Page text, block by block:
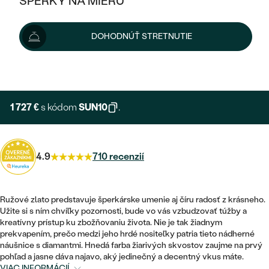
KOMBINOVANÉ ZLATO
PODĽA ŠTÝLU
BEZ KAMEŇA
VYKROJENÉ
NETRADIČNÉ
TEPANÉ
POSTRANNÉ DRAHOKAMY
HALO
VINTAGE
OBRÚČOK
NETRADIČNÉ
ZOSTAVTE SI PRSTEŇ
ZAČAŤ S PRSTEŇOM
VÝPREDAJ
ŠPERKY ČO POMÁHAJÚ
PODĽA TYPU
PRSTENE
PRÍVESKY
NÁRAMKY
SETY
PÁNSKE ŠPERKY
PLATINOVÉ
NAPICHOVACIE
MINIMALISTICKÉ
SOLITÉR
V TVARE SRDCA
ZLATÉ
STRIEBORNÉ
SOLITÉR
NARODENIE DIEŤAŤA
PERSONALIZOVANÉ
SO ZNAMENÍM ZVEROKRUHU
MINIMALISTICKÉ
VÝPREDAJ
ZLATÉ
PLATINOVÉ
ETERNITY
MINIMALISTICKÉ
DOHODNÚŤ STRETNUTIE
1 919 €
Možnosti doručenia
1 727 €s kódom SUN10 .
4.9 710 recenzií
Ružové zlato predstavuje šperkárske umenie aj číru radosť z krásneho.
Užite si s ním chvíľky pozornosti, bude vo vás vzbudzovať túžby a
kreatívny prístup ku zbožňovaniu života. Nie je tak žiadnym
prekvapením, prečo medzi jeho hrdé nositeľky patria tieto nádherné
náušnice s diamantmi. Hnedá farba žiarivých skvostov zaujme na prvý
pohľad a jasne dáva najavo, aký jedinečný a decentný vkus máte.